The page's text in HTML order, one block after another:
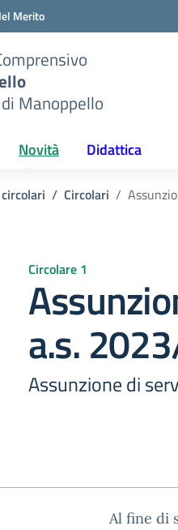
Merito
Manoppello
Novità Didattica
Circolari
Circolare 1
a.s.
Assunzione di
Al fine di